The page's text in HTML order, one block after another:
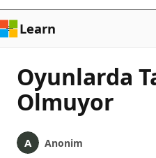
Learn
Oyunlarda
Olmuyor
Anonim